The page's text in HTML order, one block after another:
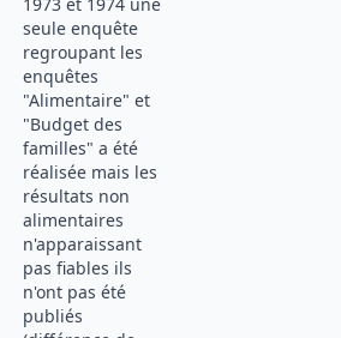
seule enquête
regroupant les
enquêtes
"Alimentaire" et
"Budget des
familles" a été
réalisée mais les
résultats non
alimentaires
n'apparaissant
pas fiables ils
n'ont pas été
publiés